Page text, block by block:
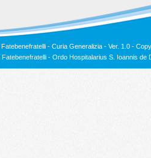
- Curia Generalizia - Ver. 1.0 -
- Ordo Hospitalarius S. Ioannis